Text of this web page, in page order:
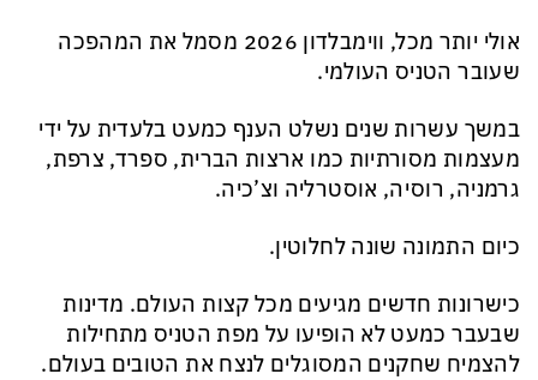
אולי יותר מכל, ווימבלדון 2026 מסמל את המהפכה
שעובר הטניס העולמי.
במשך עשרות שנים נשלט הענף כמעט בלעדית על ידי
מעצמות מסורתיות כמו ארצות הברית, ספרד, צרפת,
גרמניה, רוסיה, אוסטרליה וצ’כיה.
כיום התמונה שונה לחלוטין.
כישרונות חדשים מגיעים מכל קצות העולם. מדינות
שבעבר כמעט לא הופיעו על מפת הטניס מתחילות
להצמיח שחקנים המסוגלים לנצח את הטובים בעולם.